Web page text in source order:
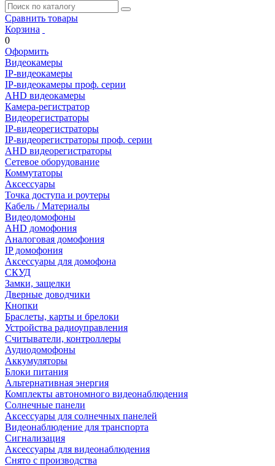
Сравнить товары
Корзина
0
Оформить
Видеокамеры
IP-видеокамеры
IP-видеокамеры проф. серии
AHD видеокамеры
Камера-регистратор
Видеорегистраторы
IP-видеорегистраторы
IP-видеорегистраторы проф. серии
AHD видеорегистраторы
Сетевое оборудование
Коммутаторы
Аксессуары
Точка доступа и роутеры
Кабель / Материалы
Видеодомофоны
AHD домофония
Аналоговая домофония
IP домофония
Аксессуары для домофона
СКУД
Замки, защелки
Дверные доводчики
Кнопки
Браслеты, карты и брелоки
Устройства радиоуправления
Считыватели, контроллеры
Аудиодомофоны
Аккумуляторы
Блоки питания
Альтернативная энергия
Комплекты автономного видеонаблюдения
Солнечные панели
Аксессуары для солнечных панелей
Видеонаблюдение для транспорта
Сигнализация
Аксессуары для видеонаблюдения
Снято с производства